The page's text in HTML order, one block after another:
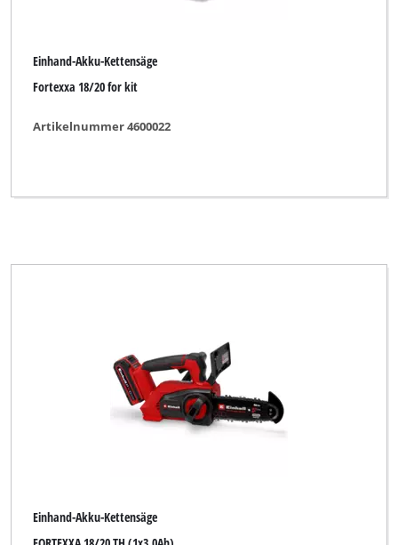
Einhand-Akku-Kettensäge
Fortexxa 18/20 for kit
Artikelnummer 4600022
Einhand-Akku-Kettensäge